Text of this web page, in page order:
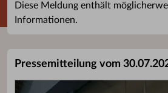
Diese Meldung enthält
Informationen.
Pressemitteilung vom